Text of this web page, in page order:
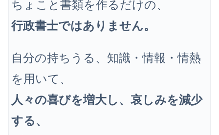
ちょこと書類を作るだけの、
行政書士ではありません。
自分の持ちうる、知識・情報・情熱
を用いて、
人々の喜びを増大し、哀しみを減少
する、